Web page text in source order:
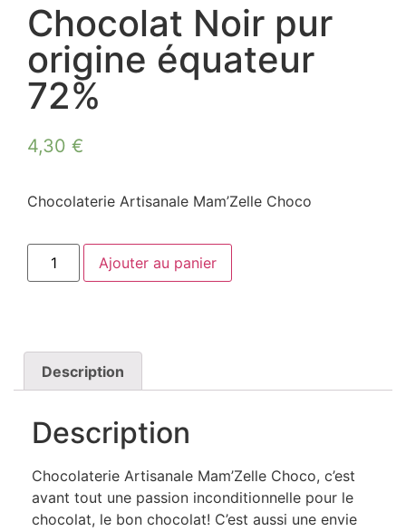
Chocolat Noir pur
origine équateur
72%
4,30 €
Chocolaterie Artisanale Mam’Zelle Choco
Ajouter au panier
Description
Description
Chocolaterie Artisanale Mam’Zelle Choco, c’est
avant tout une passion inconditionnelle pour le
chocolat, le bon chocolat! C’est aussi une envie